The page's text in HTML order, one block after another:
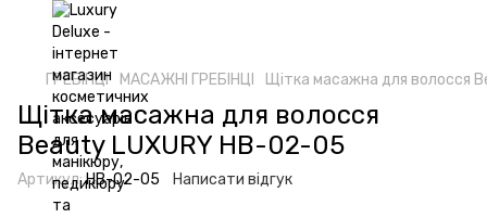
ГРЕБІНЦІ МАСАЖНІ ГРЕБІНЦІ Щітка масажна для волосся
Щітка масажна для волосся
Beauty LUXURY HB-02-05
Артикул:HB-02-05 Написати відгук